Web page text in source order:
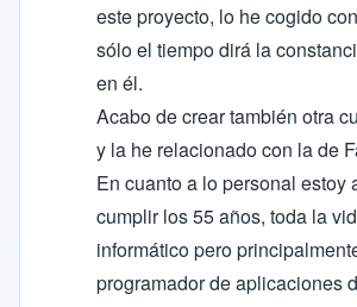
este proyecto, lo he cogido
sólo el tiempo dirá la
en él.
Acabo de crear también otra
y la he relacionado con la de
En cuanto a lo personal estoy
cumplir los 55 años, toda la
informático pero
programador de aplicaciones